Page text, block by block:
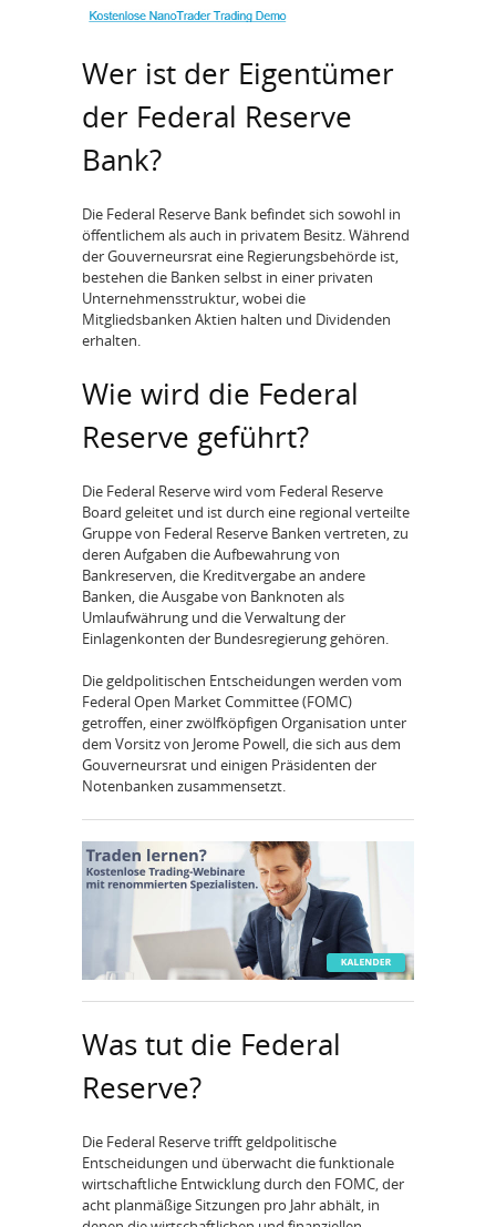
Wer ist der Eigentümer
der Federal Reserve
Bank?
Die Federal Reserve Bank befindet sich sowohl in
öffentlichem als auch in privatem Besitz. Während
der Gouverneursrat eine Regierungsbehörde ist,
bestehen die Banken selbst in einer privaten
Unternehmensstruktur, wobei die
Mitgliedsbanken Aktien halten und Dividenden
erhalten.
Wie wird die Federal
Reserve geführt?
Die Federal Reserve wird vom Federal Reserve
Board geleitet und ist durch eine regional verteilte
Gruppe von Federal Reserve Banken vertreten, zu
deren Aufgaben die Aufbewahrung von
Bankreserven, die Kreditvergabe an andere
Banken, die Ausgabe von Banknoten als
Umlaufwährung und die Verwaltung der
Einlagenkonten der Bundesregierung gehören.
Die geldpolitischen Entscheidungen werden vom
Federal Open Market Committee (FOMC)
getroffen, einer zwölfköpfigen Organisation unter
dem Vorsitz von Jerome Powell, die sich aus dem
Gouverneursrat und einigen Präsidenten der
Notenbanken zusammensetzt.
Was tut die Federal
Reserve?
Die Federal Reserve trifft geldpolitische
Entscheidungen und überwacht die funktionale
wirtschaftliche Entwicklung durch den FOMC, der
acht planmäßige Sitzungen pro Jahr abhält, in